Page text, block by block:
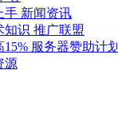
手 新闻资讯
知识 推广联盟
15% 服务器赞助计划
源